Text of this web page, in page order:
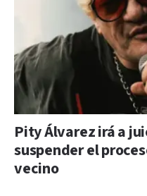
Pity Álvarez irá a
suspender el
vecino